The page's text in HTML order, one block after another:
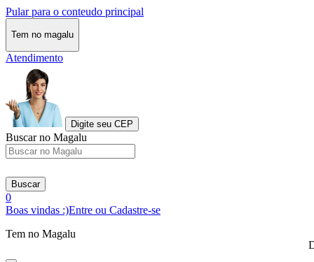
Pular para o conteudo principal
Tem no magalu
Atendimento
Digite seu CEP
Buscar no Magalu
Buscar
0
Boas vindas :)Entre ou Cadastre-se
Tem no Magalu